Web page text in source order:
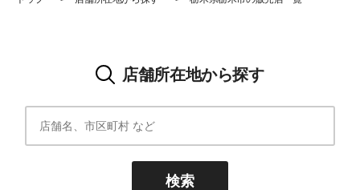
店舗所在地から探す
検索